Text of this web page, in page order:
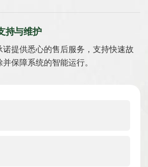
持与维护
诺提供悉心的售后服务，支持快速故
并保障系统的智能运行。